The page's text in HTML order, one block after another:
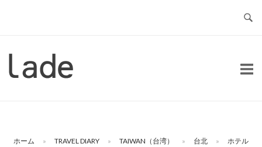
ー
ホーム » TRAVEL DIARY » TAIWAN（台湾） » 台北 »
ホテル